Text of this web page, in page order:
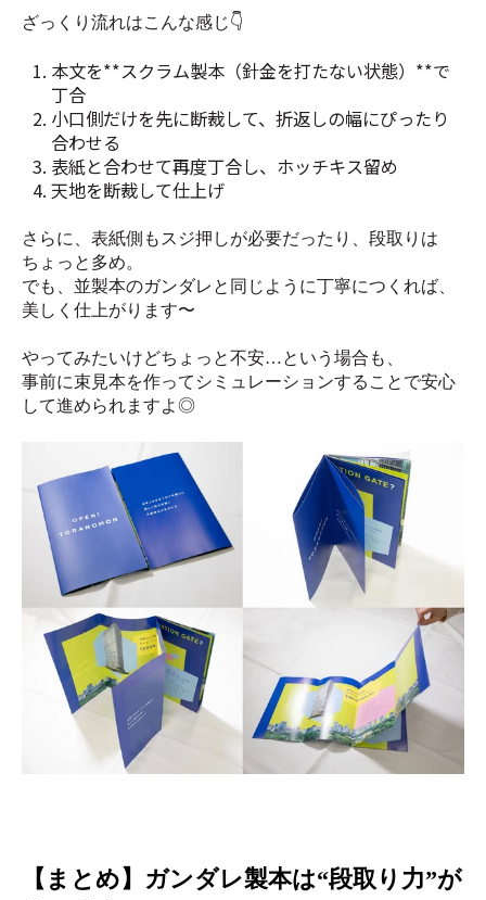
ざっくり流れはこんな感じ👇
本文を**スクラム製本（針金を打たない状態）**で
丁合
小口側だけを先に断裁して、折返しの幅にぴったり
合わせる
表紙と合わせて再度丁合し、ホッチキス留め
天地を断裁して仕上げ
さらに、表紙側もスジ押しが必要だったり、段取りは
ちょっと多め。
でも、並製本のガンダレと同じように丁寧につくれば、
美しく仕上がります〜
やってみたいけどちょっと不安…という場合も、
事前に束見本を作ってシミュレーションすることで安心
して進められますよ◎
【まとめ】ガンダレ製本は“段取り力”が